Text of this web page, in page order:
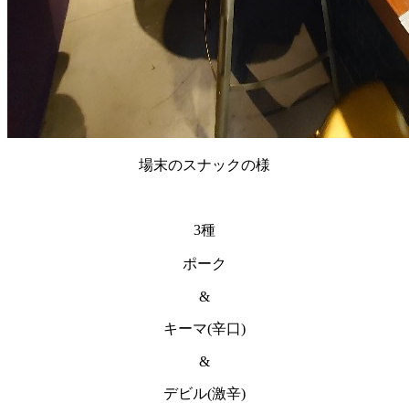
場末のスナックの様
3種
ポーク
&
キーマ(辛口)
&
デビル(激辛)